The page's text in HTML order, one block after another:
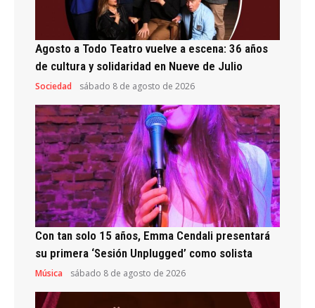
Agosto a Todo Teatro vuelve a escena: 36 años
de cultura y solidaridad en Nueve de Julio
Sociedad sábado 8 de agosto de 2026
Con tan solo 15 años, Emma Cendali presentará
su primera ‘Sesión Unplugged’ como solista
Música sábado 8 de agosto de 2026